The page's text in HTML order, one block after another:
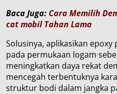
Baca Juga: Cara Memilih
cat mobil Tahan Lama
Solusinya, aplikasikan
pada permukaan logam
meningkatkan daya rekat
mencegah terbentuknya
struktur bodi dalam jangka